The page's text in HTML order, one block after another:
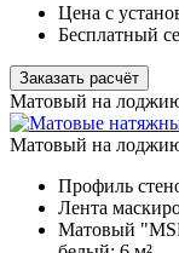
Цена с
Бесплатный
Заказать расчёт
Матовый на
Матовый на
Профиль
Лента
Матовый